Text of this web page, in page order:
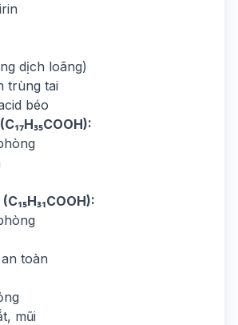
dịch loãng)
trùng tai
béo
toàn
mũi